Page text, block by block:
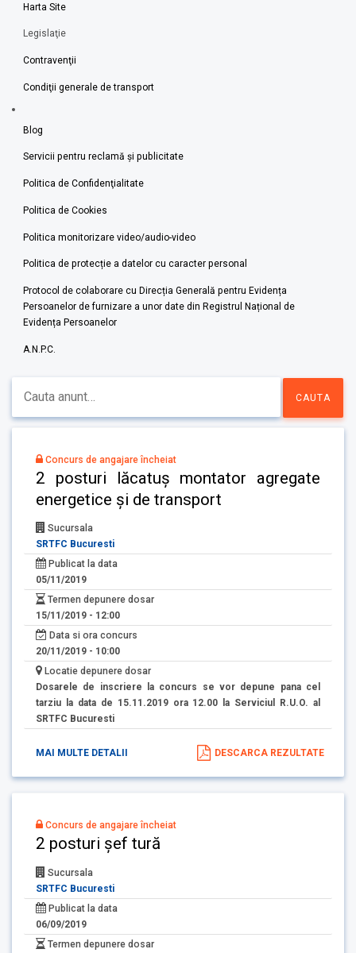
Harta Site
Legislaţie
Contravenţii
Condiţii generale de transport
Blog
Servicii pentru reclamă și publicitate
Politica de Confidenţialitate
Politica de Cookies
Politica monitorizare video/audio-video
Politica de protecție a datelor cu caracter personal
Protocol de colaborare cu Direcția Generală pentru Evidența
Persoanelor de furnizare a unor date din Registrul Național de
Evidența Persoanelor
A.N.P.C.
Concurs de angajare încheiat
2 posturi lăcatuș montator agregate
energetice și de transport
Sucursala
SRTFC Bucuresti
Publicat la data
05/11/2019
Termen depunere dosar
15/11/2019 - 12:00
Data si ora concurs
20/11/2019 - 10:00
Locatie depunere dosar
Dosarele de inscriere la concurs se vor depune pana cel
tarziu la data de 15.11.2019 ora 12.00 la Serviciul R.U.O. al
SRTFC Bucuresti
MAI MULTE DETALII DESCARCA REZULTATE
Concurs de angajare încheiat
2 posturi șef tură
Sucursala
SRTFC Bucuresti
Publicat la data
06/09/2019
Termen depunere dosar